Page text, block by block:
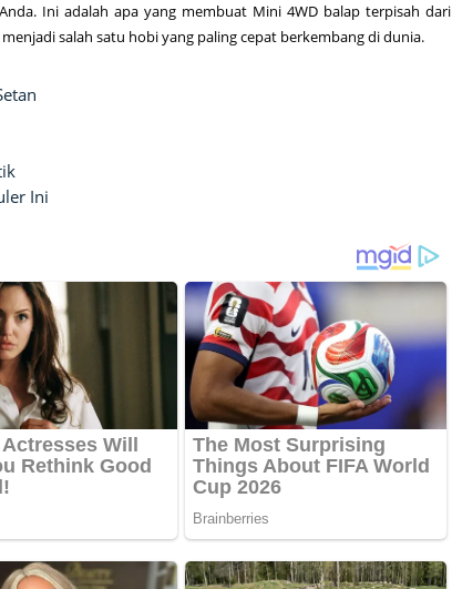
. Ini adalah apa yang membuat Mini 4WD balap terpisah dari
salah satu hobiyang paling cepat berkembangdi dunia.
Ini